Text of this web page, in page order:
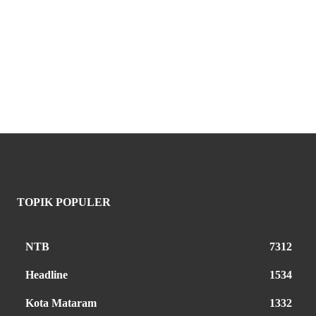
TOPIK POPULER
NTB 7312
Headline 1534
Kota Mataram 1332